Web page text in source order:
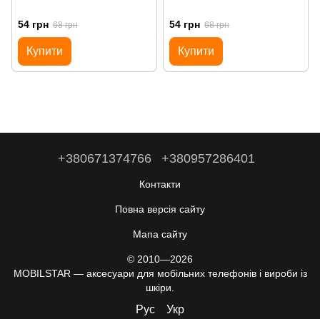
54 грн 68 грн
Купити
54 грн 68 грн
Купити
+380671374766 +380957286401
Контакти
Повна версія сайту
Мапа сайту
© 2010—2026
MOBILSTAR — аксесуари для мобільних телефонів і вироби із
шкіри.
Рус Укр